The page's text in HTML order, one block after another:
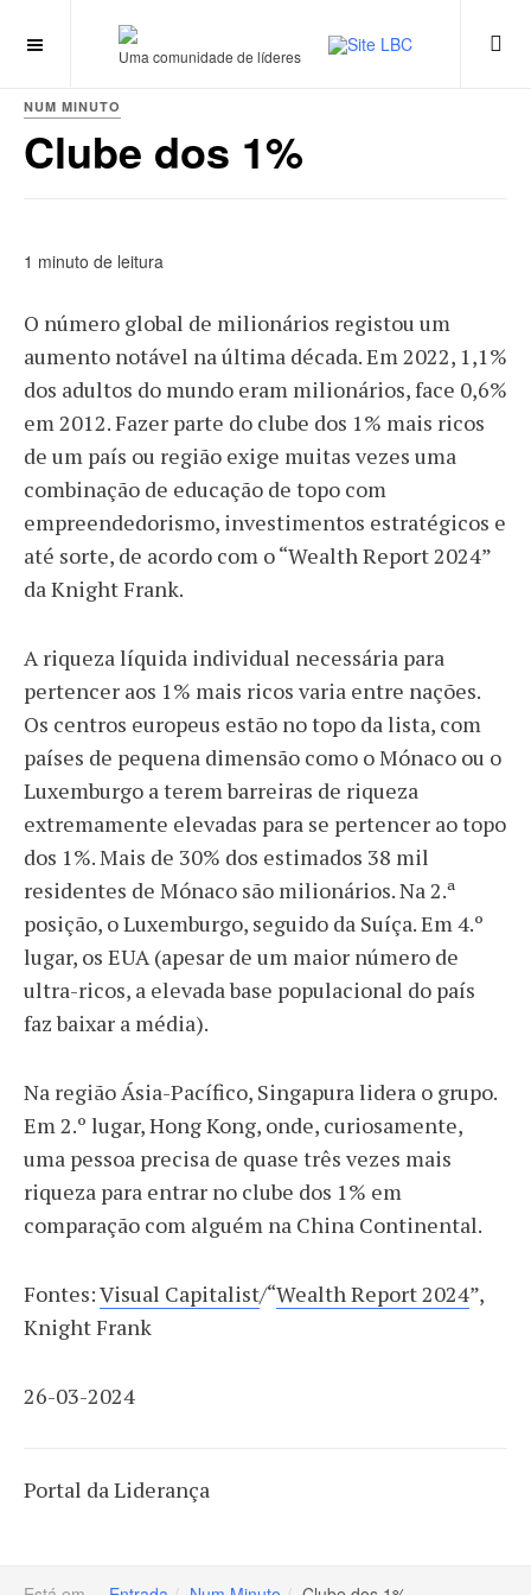
Uma comunidade de líderes
NUM MINUTO
Clube dos 1%
1 minuto de leitura
O número global de milionários registou um
aumento notável na última década. Em 2022, 1,1%
dos adultos do mundo eram milionários, face 0,6%
em 2012. Fazer parte do clube dos 1% mais ricos
de um país ou região exige muitas vezes uma
combinação de educação de topo com
empreendedorismo, investimentos estratégicos e
até sorte, de acordo com o “Wealth Report 2024”
da Knight Frank.
A riqueza líquida individual necessária para
pertencer aos 1% mais ricos varia entre nações.
Os centros europeus estão no topo da lista, com
países de pequena dimensão como o Mónaco ou o
Luxemburgo a terem barreiras de riqueza
extremamente elevadas para se pertencer ao topo
dos 1%. Mais de 30% dos estimados 38 mil
residentes de Mónaco são milionários. Na 2.ª
posição, o Luxemburgo, seguido da Suíça. Em 4.º
lugar, os EUA (apesar de um maior número de
ultra-ricos, a elevada base populacional do país
faz baixar a média).
Na região Ásia-Pacífico, Singapura lidera o grupo.
Em 2.º lugar, Hong Kong, onde, curiosamente,
uma pessoa precisa de quase três vezes mais
riqueza para entrar no clube dos 1% em
comparação com alguém na China Continental.
Fontes:Visual Capitalist/“Wealth Report 2024”,
Knight Frank
26-03-2024
Portal da Liderança